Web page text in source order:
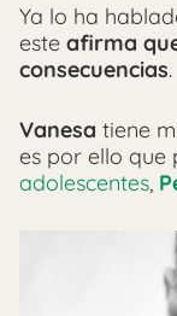
Ya lo ha
este afirma
consecuencias.
Vanesa tiene
es por ello que
adolescentes,